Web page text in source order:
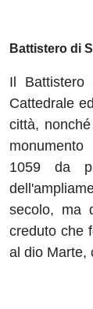
Battistero di
Il
Cattedrale
città,
1059 da
secolo, ma
creduto che
al dio Marte,